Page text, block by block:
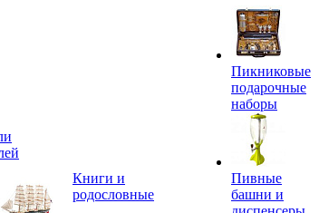
Книги и
родословные
Пикниковые
подарочные
наборы
Пивные
башни и